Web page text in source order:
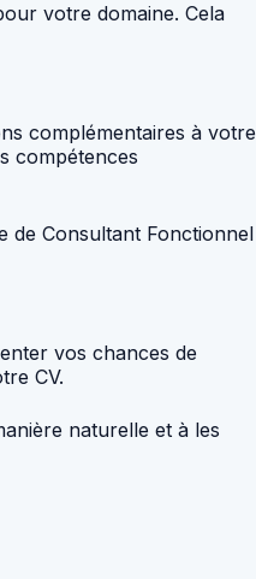
votre domaine. Cela
complémentaires à votre
compétences
de Consultant Fonctionnel
vos chances de
CV.
naturelle et à les